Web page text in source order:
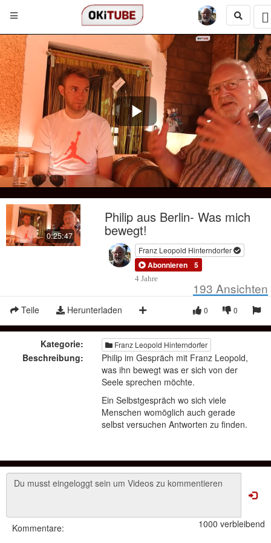
Play
Video
0:25:47
Philip aus Berlin- Was mich
bewegt!
Franz Leopold Hinterndorfer
Abonnieren 5
4 Jahre
193 Ansichten
Teile Herunterladen 0
0
Kategorie: Franz Leopold Hinterndorfer
Beschreibung:
Philip im Gespräch mit Franz Leopold,
was ihn bewegt was er sich von der
Seele sprechen möchte.
Ein Selbstgespräch wo sich viele
Menschen womöglich auch gerade
selbst versuchen Antworten zu finden.
1000 verbleibend
Kommentare: